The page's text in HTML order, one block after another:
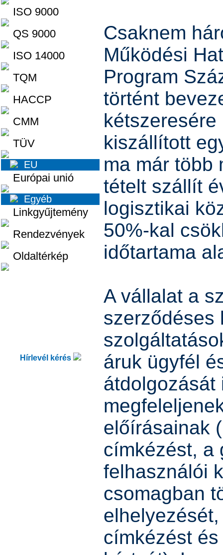
ISO 9000
QS 9000
ISO 14000
TQM
HACCP
CMM
TÜV
EU
Európai unió
Egyéb
Linkgyűjtemény
Rendezvények
Oldaltérkép
Hírlevél kérés
Csaknem
Működési
Program
történt
kétszeresére
kiszállított
ma már több
tételt szállít
logisztikai
50%-kal
időtartama
A vállalat a
szerződéses
áruk ügyfél
átdolgozását
előírásainak
címkézést, a
felhasználói
csomagban
címkézést